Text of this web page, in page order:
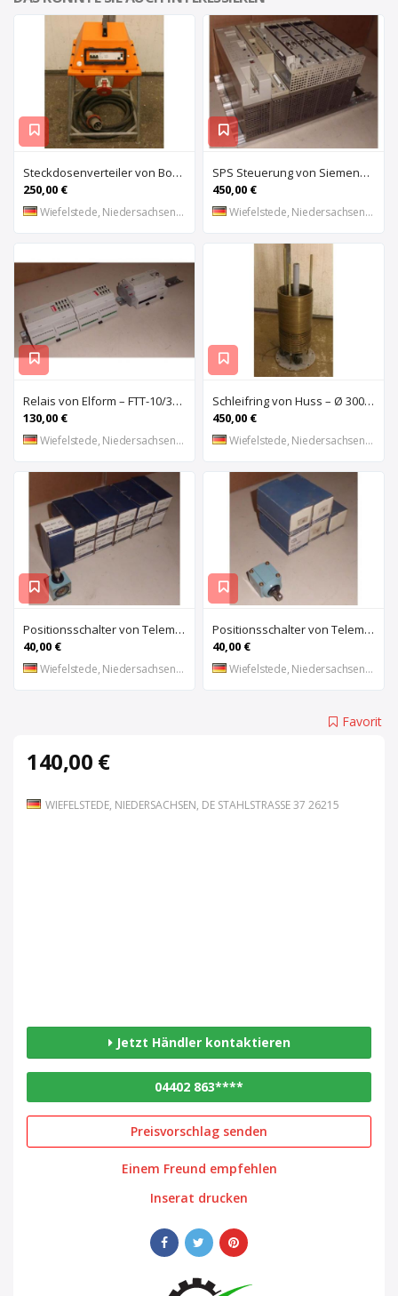
Steckdosenverteiler von Bosecker – EV-2501-Z
250,00 €
Wiefelstede, Niedersachsen, DE
SPS Steuerung von Siemens Phonix – S5 6ES5 491-0LB11
450,00 €
Wiefelstede, Niedersachsen, DE
Relais von Elform – FTT-10/3150
130,00 €
Wiefelstede, Niedersachsen, DE
Schleifring von Huss – Ø 300 mm
450,00 €
Wiefelstede, Niedersachsen, DE
Positionsschalter von Telemecanique – ZC2-JE01
40,00 €
Wiefelstede, Niedersachsen, DE
Positionsschalter von Telemecanique – ZC2-JE65
40,00 €
Wiefelstede, Niedersachsen, DE
Favorit
140,00 €
WIEFELSTEDE, NIEDERSACHSEN, DE STAHLSTRASSE 37 26215
Jetzt Händler kontaktieren
04402 863****
Preisvorschlag senden
Einem Freund empfehlen
Inserat drucken